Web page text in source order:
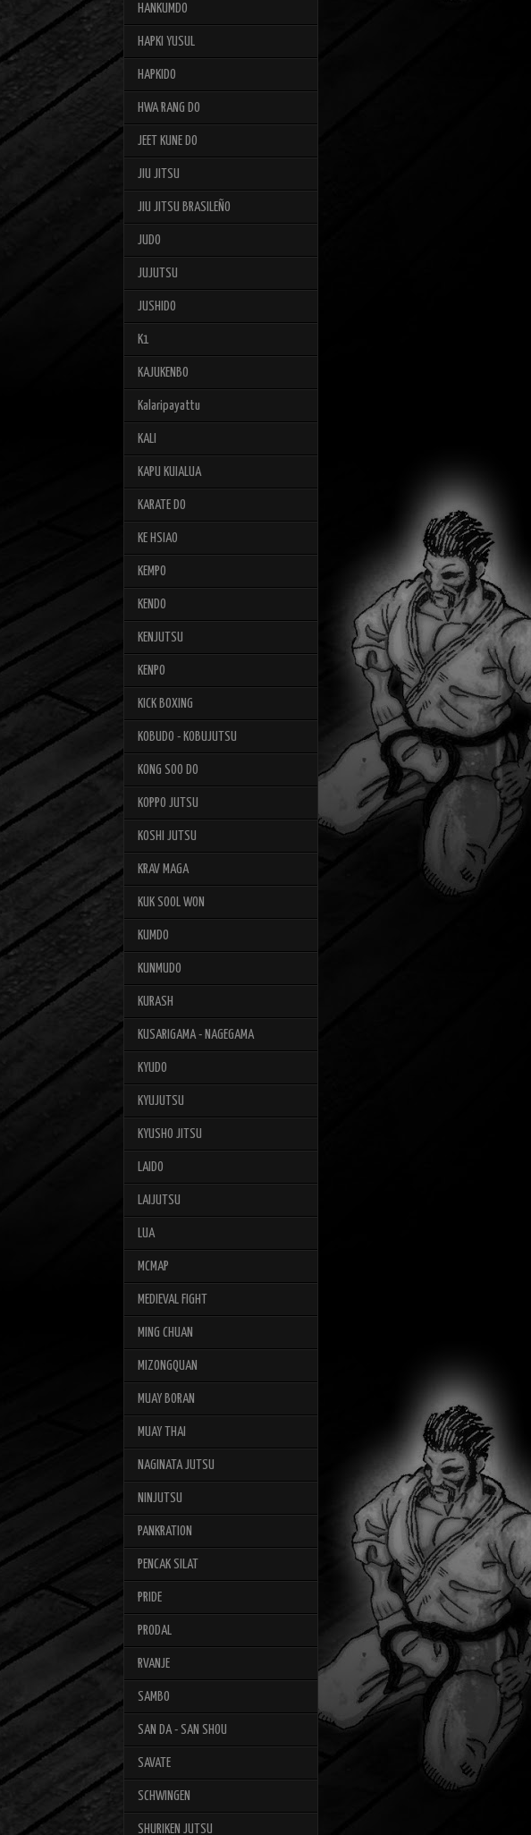
HANKUMDO
HAPKI YUSUL
HAPKIDO
HWA RANG DO
JEET KUNE DO
JIU JITSU
JIU JITSU BRASILEÑO
JUDO
JUJUTSU
JUSHIDO
K1
KAJUKENBO
Kalaripayattu
KALI
KAPU KUIALUA
KARATE DO
KE HSIAO
KEMPO
KENDO
KENJUTSU
KENPO
KICK BOXING
KOBUDO - KOBUJUTSU
KONG SOO DO
KOPPO JUTSU
KOSHI JUTSU
KRAV MAGA
KUK SOOL WON
KUMDO
KUNMUDO
KURASH
KUSARIGAMA - NAGEGAMA
KYUDO
KYUJUTSU
KYUSHO JITSU
LAIDO
LAIJUTSU
LUA
MCMAP
MEDIEVAL FIGHT
MING CHUAN
MIZONGQUAN
MUAY BORAN
MUAY THAI
NAGINATA JUTSU
NINJUTSU
PANKRATION
PENCAK SILAT
PRIDE
PRODAL
RVANJE
SAMBO
SAN DA - SAN SHOU
SAVATE
SCHWINGEN
SHURIKEN JUTSU